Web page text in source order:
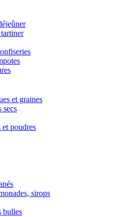
et graines
secs
et poudres
sirops
bulles